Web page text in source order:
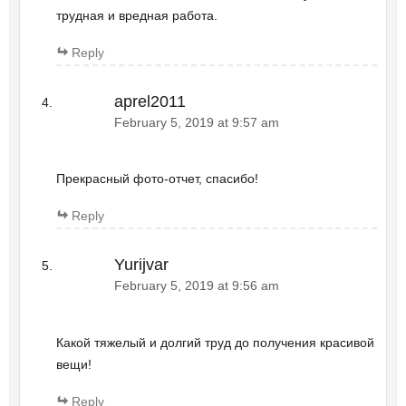
трудная и вредная работа.
Reply
aprel2011
February 5, 2019 at 9:57 am
Прекрасный фото-отчет, спасибо!
Reply
Yurijvar
February 5, 2019 at 9:56 am
Какой тяжелый и долгий труд до получения красивой
вещи!
Reply